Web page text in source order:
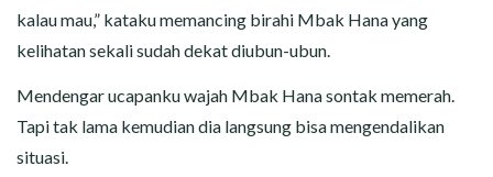
kalau mau,” kataku memancing birahi Mbak Hana yang
kelihatan sekali sudah dekat diubun-ubun.
Mendengar ucapanku wajah Mbak Hana sontak memerah.
Tapi tak lama kemudian dia langsung bisa mengendalikan
situasi.